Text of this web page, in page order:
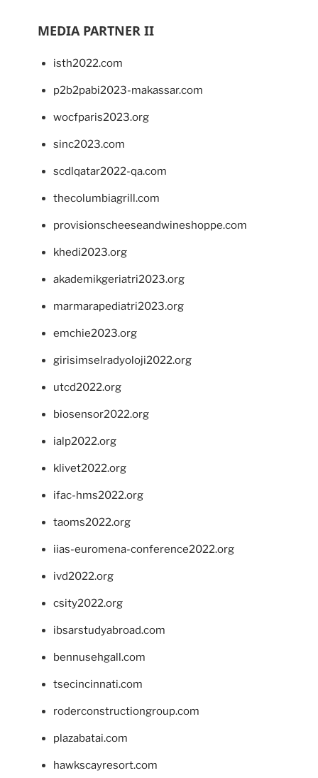
MEDIA PARTNER II
isth2022.com
p2b2pabi2023-makassar.com
wocfparis2023.org
sinc2023.com
scdlqatar2022-qa.com
thecolumbiagrill.com
provisionscheeseandwineshoppe.com
khedi2023.org
akademikgeriatri2023.org
marmarapediatri2023.org
emchie2023.org
girisimselradyoloji2022.org
utcd2022.org
biosensor2022.org
ialp2022.org
klivet2022.org
ifac-hms2022.org
taoms2022.org
iias-euromena-conference2022.org
ivd2022.org
csity2022.org
ibsarstudyabroad.com
bennusehgall.com
tsecincinnati.com
roderconstructiongroup.com
plazabatai.com
hawkscayresort.com